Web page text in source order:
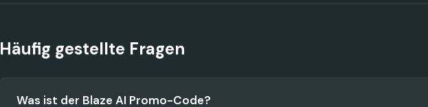
Häufig gestellte Fragen
Was ist der Blaze AI Promo-Code?